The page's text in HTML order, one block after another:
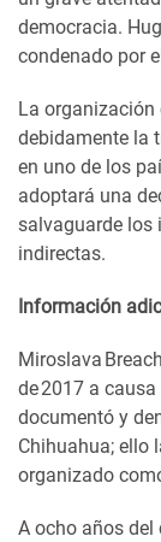
democracia.
condenado por
La
debidamente la
en uno de los
adoptará una
salvaguarde los
indirectas.
Información
Miroslava
de 2017 a
documentó y
Chihuahua; ello
organizado
A ocho años del